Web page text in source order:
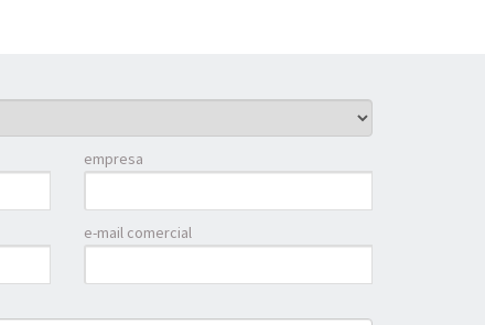
empresa
e-mail comercial